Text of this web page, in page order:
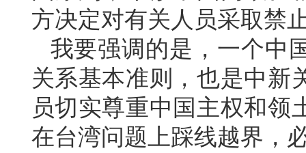
方决定对有关人员采取禁
我要强调的是，一个中
关系基本准则，也是中新
员切实尊重中国主权和领
在台湾问题上踩线越界，